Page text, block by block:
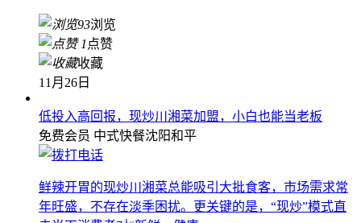
93浏览
1 点赞
收藏
11月26日
低投入高回报，现炒川湘菜加盟，小白也能当老板
免费会员 中式快餐沈阳和平
鲜辣开胃的现炒川湘菜总能吸引大批食客，市场需求常
年旺盛，不存在淡季困扰。更关键的是，“现炒”模式直